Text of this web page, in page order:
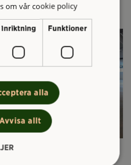
på Higab.
ombyggnaden.
om vår cookie policy
Inriktning Funktioner
alla
allt